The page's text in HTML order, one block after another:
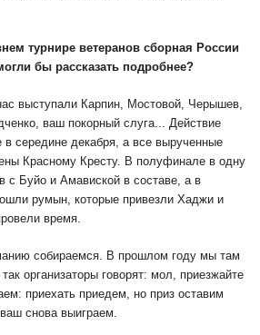
турнире ветеранов сборная России
бы рассказать подробнее?
выступали Карпин, Мостовой, Черышев,
ваш покорный слуга... Действие
середине декабря, а все вырученные
Красному Кресту. В полуфинале в одну
с Буйо и Амавиской в составе, а в
румын, которые привезли Хаджи и
время.
собираемся. В прошлом году мы там
организаторы говорят: мол, приезжайте
приехать приедем, но приз оставим
снова выиграем.